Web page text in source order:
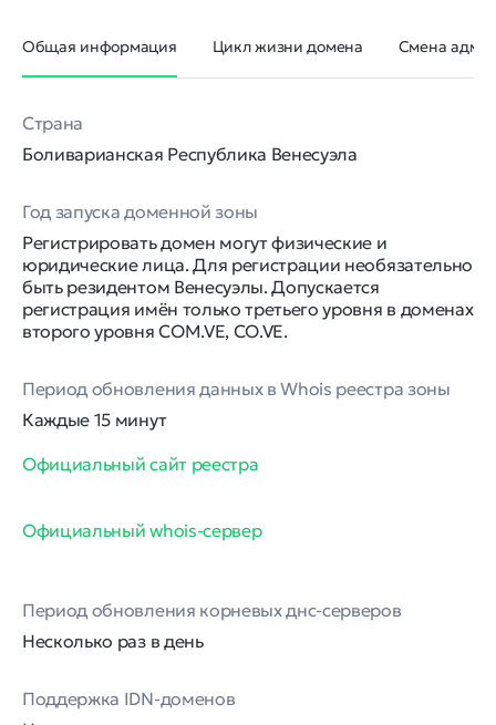
Общая информация Цикл жизни домена Смена
Страна
Боливарианская Республика Венесуэла
Год запуска доменной зоны
Регистрировать домен могут физические и
юридические лица. Для регистрации необязательно
быть резидентом Венесуэлы. Допускается
регистрация имён только третьего уровня в доменах
второго уровня COM.VE, CO.VE.
Период обновления данных в Whois реестра зоны
Каждые 15 минут
Официальный сайт реестра
Официальный whois-сервер
Период обновления корневых днс-серверов
Несколько раз в день
Поддержка IDN-доменов